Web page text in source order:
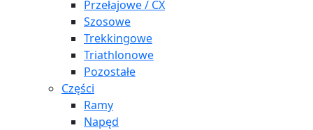
Przełajowe / CX
Szosowe
Trekkingowe
Triathlonowe
Pozostałe
Części
Ramy
Napęd